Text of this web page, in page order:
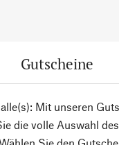
Gutscheine
Mit unseren
die volle Auswahl